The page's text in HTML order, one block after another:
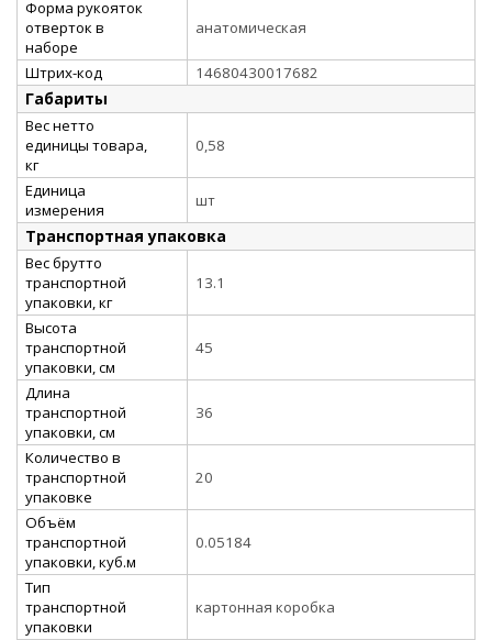
Форма рукояток
отверток в
наборе
анатомическая
Штрих-код 14680430017682
Габариты
Вес нетто
единицы товара,
кг
0,58
Единица
измерения
шт
Транспортная упаковка
Вес брутто
транспортной
упаковки, кг
13.1
Высота
транспортной
упаковки, см
45
Длина
транспортной
упаковки, см
36
Количество в
транспортной
упаковке
20
Объём
транспортной
упаковки, куб.м
0.05184
Тип
транспортной
упаковки
картонная коробка